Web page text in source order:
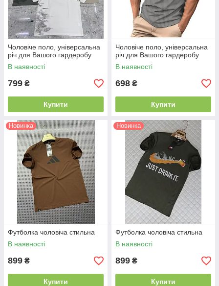
Чоловіче поло, універсальна
річ для Вашого гардеробу
В наявності
799 ₴
Купити
Чоловіче поло, універсальна
річ для Вашого гардеробу
В наявності
698 ₴
Купити
Новинка
Футболка чоловіча стильна
В наявності
899 ₴
Купити
Новинка
Футболка чоловіча стильна
В наявності
899 ₴
Купити